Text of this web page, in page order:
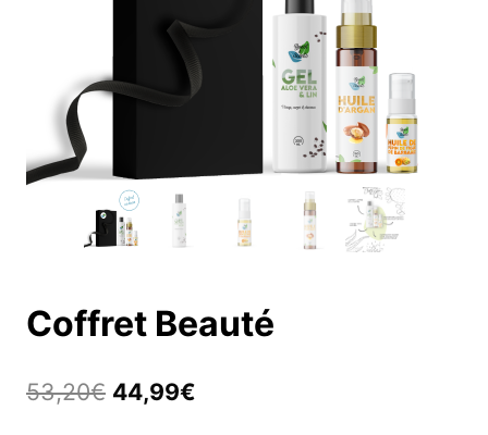
Coffret Beauté
53,20€ Le
44,99€